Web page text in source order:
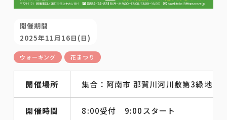
開催期間
2025年11月16日(日)
ウォーキング 花まつり
開催場所 集合：阿南市 那賀川河川敷第3緑地（
開催時間 8:00受付 9:00スタート